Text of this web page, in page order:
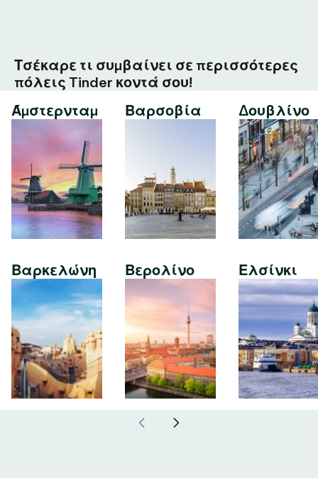
Τσέκαρε τι συμβαίνει σε περισσότερες
πόλεις Tinder κοντά σου!
Άμστερνταμ
Βαρκελώνη
Βαρσοβία
Βερολίνο
Δουβλίνο
Ελσίνκι